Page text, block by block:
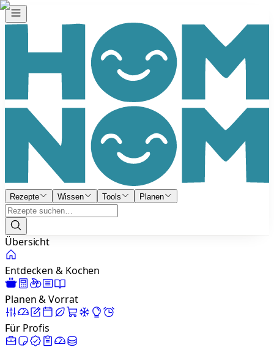
Rezepte Wissen Tools Planen
Übersicht
Entdecken & Kochen
Planen & Vorrat
Für Profis